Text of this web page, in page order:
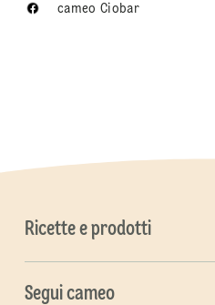
cameo Ciobar
Ricette e prodotti
Segui cameo